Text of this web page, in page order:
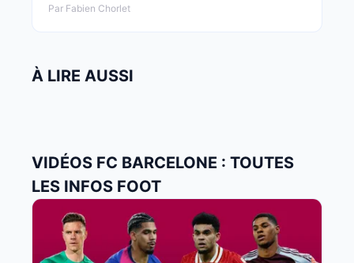
Par Fabien Chorlet
À LIRE AUSSI
VIDÉOS FC BARCELONE : TOUTES
LES INFOS FOOT